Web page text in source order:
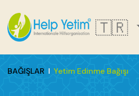
🇹🇷
BAĞIŞLAR Yetim Edinme Bağışı